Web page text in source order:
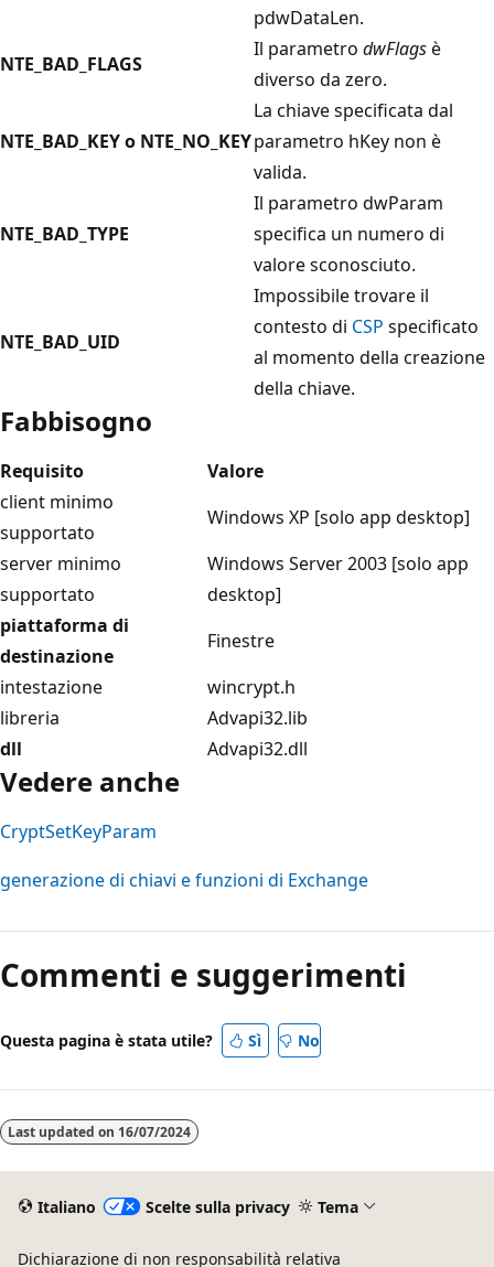
pdwDataLen.
NTE_BAD_FLAGS
Il parametro dwFlagsè
diverso da zero.
NTE_BAD_KEY o NTE_NO_KEY
La chiave specificata dal
parametro hKey non è
valida.
NTE_BAD_TYPE
Il parametro dwParam
specifica un numero di
valore sconosciuto.
NTE_BAD_UID
Impossibile trovare il
contesto di CSP specificato
al momento della creazione
della chiave.
Fabbisogno
Requisito
Valore
client minimo
supportato
Windows XP [solo app desktop]
server minimo
supportato
Windows Server 2003 [solo app
desktop]
piattaforma di
destinazione
Finestre
intestazione
wincrypt.h
libreria
Advapi32.lib
dll
Advapi32.dll
Vedere anche
CryptSetKeyParam
generazione di chiavi e funzioni di Exchange
Commenti e suggerimenti
Questa pagina è stata utile? Sì No
Last updated on 16/07/2024
Italiano Scelte sulla privacy Tema
Dichiarazione di non responsabilità relativa